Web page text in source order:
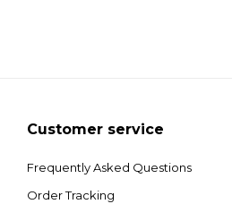
Customer service
Frequently Asked Questions
Order Tracking